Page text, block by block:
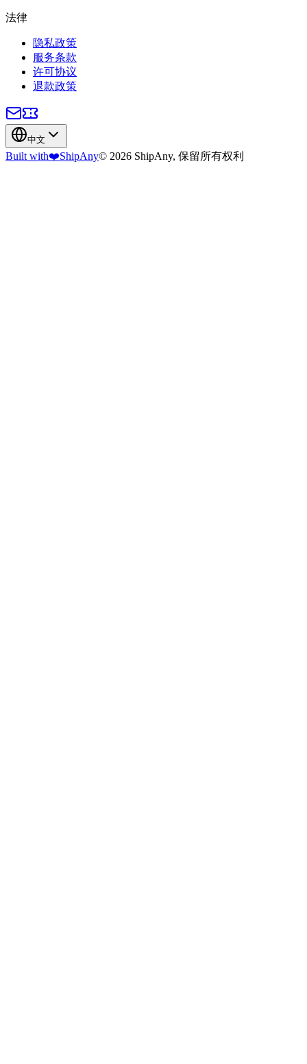
法律
隐私政策
服务条款
许可协议
退款政策
中文
Built with❤️ShipAny© 2026 ShipAny, 保留所有权利